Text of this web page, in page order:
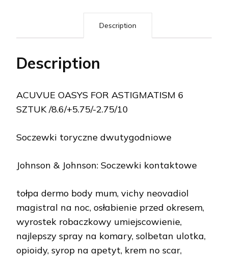
Description
Description
ACUVUE OASYS FOR ASTIGMATISM 6
SZTUK /8.6/+5.75/-2.75/10
Soczewki toryczne dwutygodniowe
Johnson & Johnson: Soczewki kontaktowe
tołpa dermo body mum, vichy neovadiol
magistral na noc, osłabienie przed okresem,
wyrostek robaczkowy umiejscowienie,
najlepszy spray na komary, solbetan ulotka,
opioidy, syrop na apetyt, krem no scar,